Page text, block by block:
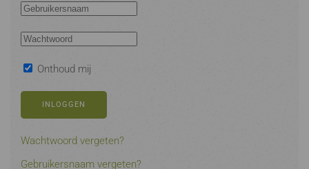
Onthoud mij
INLOGGEN
Wachtwoord vergeten?
Gebruikersnaam vergeten?